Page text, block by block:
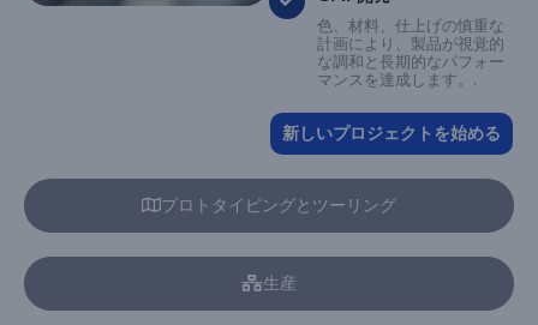
プロトタイピングとツーリング
生産
色、材料、仕上げの慎重な
計画により、製品が視覚的
な調和と長期的なパフォー
マンスを達成します。.
新しいプロジェクトを始める